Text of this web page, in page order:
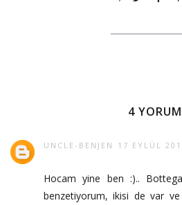
4 YORUM
UNCLE-BENJEN 17 EYLÜL
Hocam yine ben :)..
benzetiyorum, ikisi de var